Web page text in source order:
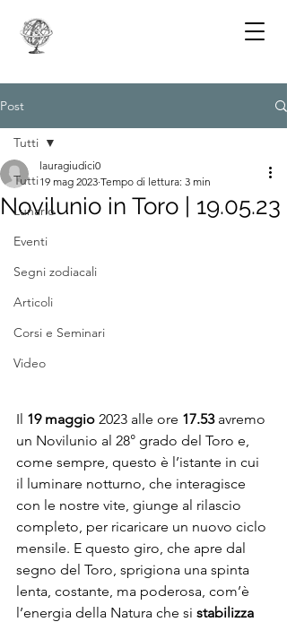
Post
Tutti
Lunario
Eventi
Segni zodiacali
Articoli
Corsi e Seminari
Video
Tutti
Novilunio in Toro | 19.05.23
lauragiudici0
19 mag 2023 Tempo di lettura: 3 min
Il 19 maggio 2023 alle ore 17.53 avremo
un Novilunio al 28° grado del Toro e,
come sempre, questo è l’istante in cui
il luminare notturno, che interagisce
con le nostre vite, giunge al rilascio
completo, per ricaricare un nuovo ciclo
mensile. E questo giro, che apre dal
segno del Toro, sprigiona una spinta
lenta, costante, ma poderosa, com’è
l’energia della Natura che si stabilizza